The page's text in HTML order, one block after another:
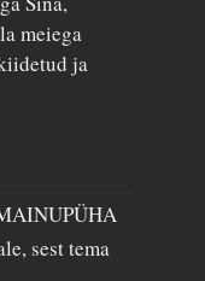
meiega
ja
sest tema